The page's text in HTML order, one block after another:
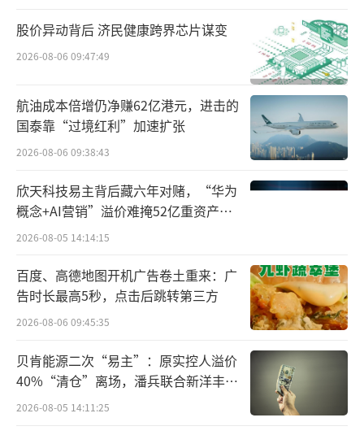
商保，或许是药明巨诺的唯一机会，有望
增加覆盖面和支付效率。当前，田丰面临的压
力并不小，药明巨诺肯定要熬过一段低谷。健
识局获悉，目前药明巨诺管理层已在内部削减
支出，公司人数从顶峰的500多人降至2025年
末的341人；2025年一般及行政开支同比下降3
4.6%。
节流之外，药明巨诺亟需开源。田丰出任
董事长后要进一步改善CAR-T的商业化表现，否
则可能像前两任一样来去匆匆，无法满足股东
和董事会的要求。
（责任编辑：zx0600）
股价异动背后 济民健康跨界芯片谋变
2026-08-06 09:47:49
航油成本倍增仍净赚62亿港元，进击的
国泰靠“过境红利”加速扩张
2026-08-06 09:38:43
欣天科技易主背后藏六年对赌，“华为
概念+AI营销”溢价难掩52亿重资产考
验
2026-08-05 14:14:15
百度、高德地图开机广告卷土重来：广
告时长最高5秒，点击后跳转第三方
2026-08-06 09:45:35
贝肯能源二次“易主”：原实控人溢价
40%“清仓”离场，潘兵联合新洋丰、
宏科百世拟入主
2026-08-05 14:11:25